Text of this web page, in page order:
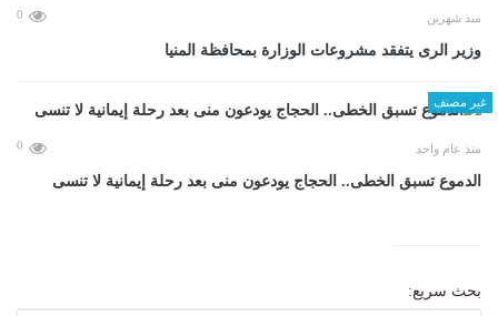
منذ شهرين 0
وزير الرى يتفقد مشروعات الوزارة بمحافظة المنيا
غير مصنف
منذ عام واحد 0
الدموع تسبق الخطى.. الحجاج يودعون منى بعد رحلة إيمانية لا تنسى
بحث سريع: